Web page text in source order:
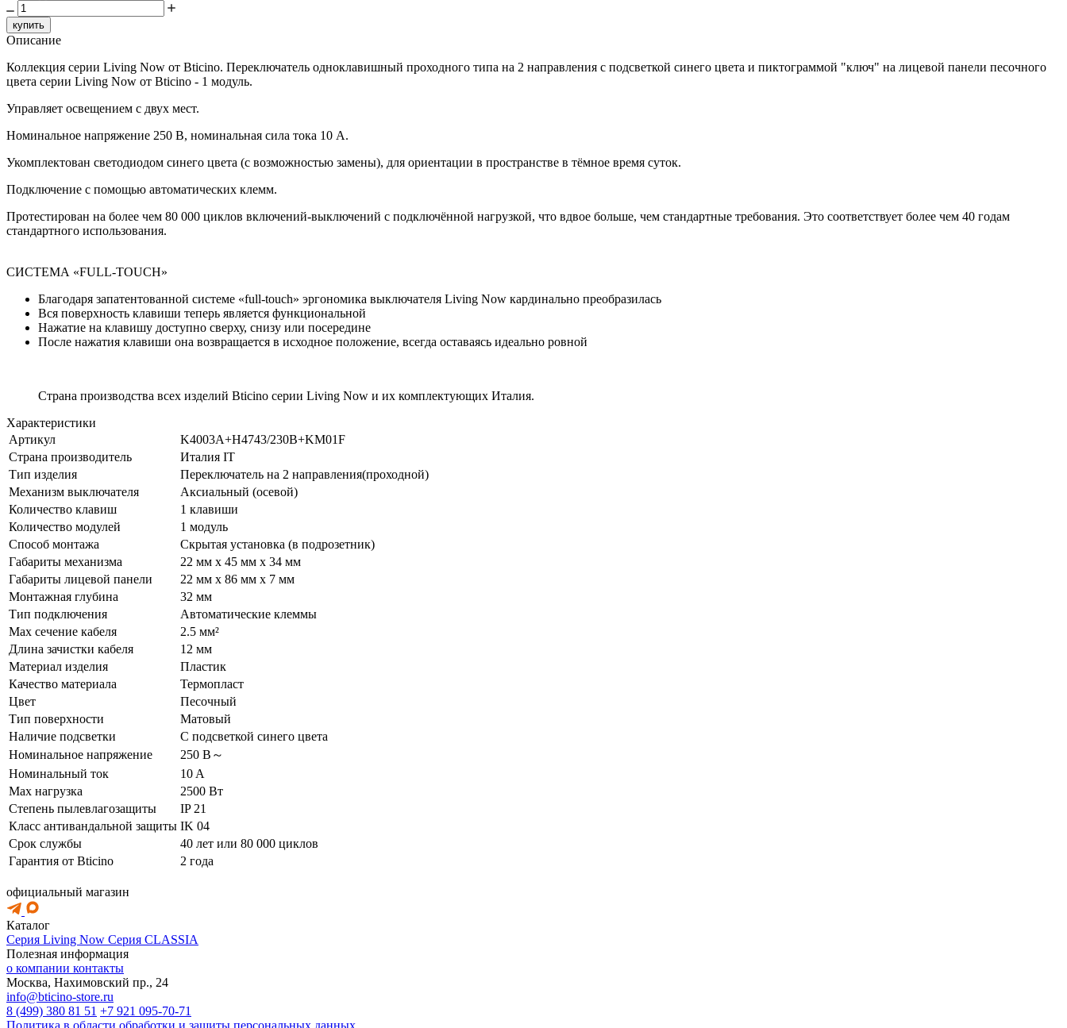
купить
Описание
Коллекция серии Living Now от Bticino. Переключатель одноклавишный проходного типа на 2 направления с подсветкой синего цвета и пиктограммой "ключ" на лицевой панели песочного
цвета серии Living Now от Bticino - 1 модуль.
Управляет освещением с двух мест.
Номинальное напряжение 250 В, номинальная сила тока 10 A.
Укомплектован светодиодом синего цвета (с возможностью замены), для ориентации в пространстве в тёмное время суток.
Подключение с помощью автоматических клемм.
Протестирован на более чем 80 000 циклов включений-выключений с подключённой нагрузкой, что вдвое больше, чем стандартные требования. Это соответствует более чем 40 годам
стандартного использования.
СИСТЕМА «FULL-TOUCH»
Благодаря запатентованной системе «full-touch» эргономика выключателя Living Now кардинально преобразилась
Вся поверхность клавиши теперь является функциональной
Нажатие на клавишу доступно сверху, снизу или посередине
После нажатия клавиши она возвращается в исходное положение, всегда оставаясь идеально ровной
Страна производства всех изделий Bticino серии Living Now и их комплектующих Италия.
Характеристики
Артикул
K4003A+H4743/230B+KM01F
Страна производитель
Италия IT
Тип изделия
Переключатель на 2 направления(проходной)
Механизм выключателя
Аксиальный (осевой)
Количество клавиш
1 клавиши
Количество модулей
1 модуль
Способ монтажа
Скрытая установка (в подрозетник)
Габариты механизма
22 мм x 45 мм x 34 мм
Габариты лицевой панели
22 мм x 86 мм x 7 мм
Монтажная глубина
32 мм
Тип подключения
Автоматические клеммы
Max сечение кабеля
2.5 мм²
Длина зачистки кабеля
12 мм
Материал изделия
Пластик
Качество материала
Термопласт
Цвет
Песочный
Тип поверхности
Матовый
Наличие подсветки
С подсветкой синего цвета
Номинальное напряжение
250 В～
Номинальный ток
10 A
Max нагрузка
2500 Вт
Степень пылевлагозащиты
IP 21
Класс антивандальной защиты IK 04
Срок службы
40 лет или 80 000 циклов
Гарантия от Bticino
2 года
официальный магазин
Каталог
Серия Living Now Серия CLASSIA
Полезная информация
о компании контакты
Москва, Нахимовский пр., 24
info@bticino-store.ru
8 (499) 380 81 51 +7 921 095-70-71
Политика в области обработки и защиты персональных данных